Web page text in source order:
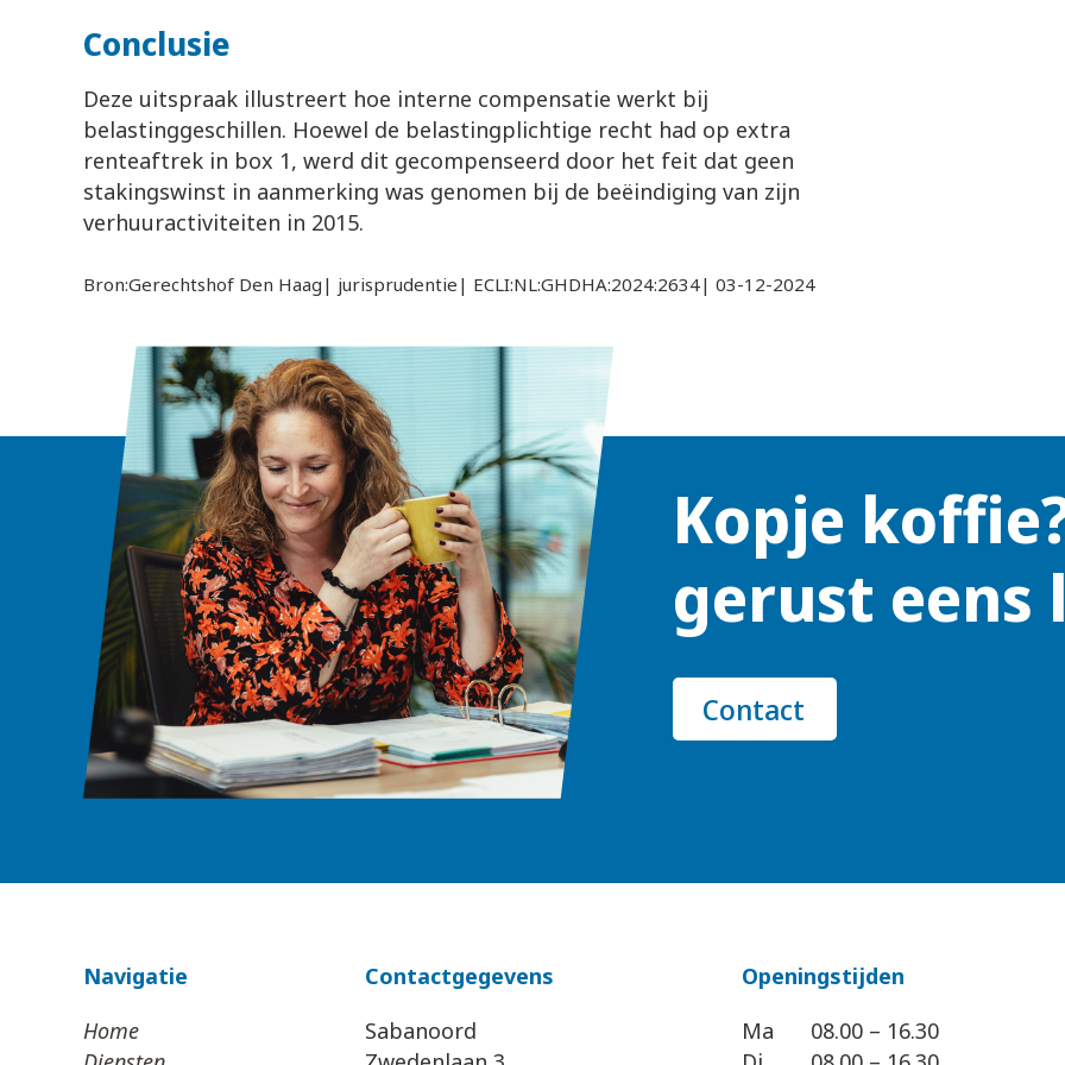
Conclusie
Deze uitspraak illustreert hoe interne compensatie werkt bij
belastinggeschillen. Hoewel de belastingplichtige recht had op extra
renteaftrek in box 1, werd dit gecompenseerd door het feit dat geen
stakingswinst in aanmerking was genomen bij de beëindiging van zijn
verhuuractiviteiten in 2015.
Bron:Gerechtshof Den Haag| jurisprudentie| ECLI:NL:GHDHA:2024:2634| 03-12-2024
Kopje
gerust eens
Contact
Navigatie
Home
Contactgegevens
Sabanoord
Openingstijden
Ma
08.00 – 16.30